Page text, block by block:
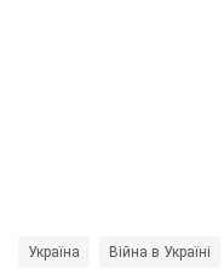
Україна Війна в Україні